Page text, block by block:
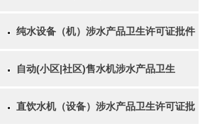
纯水设备（机）涉水产品卫生许可证批件
自动(小区|社区)售水机涉水产品卫生
直饮水机（设备）涉水产品卫生许可证批